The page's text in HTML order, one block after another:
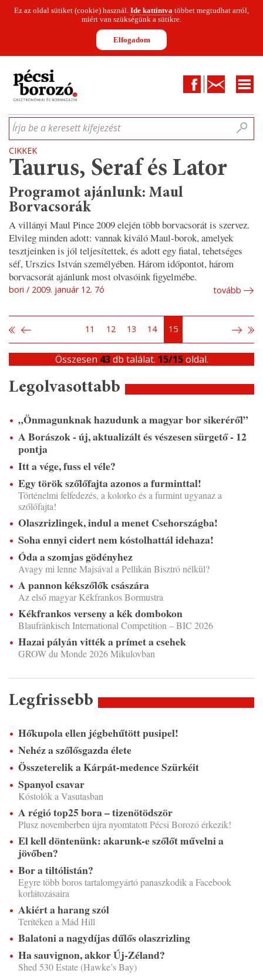
Ez az oldal sütiket (cookie) használ. Ide kattintva többet megtudhat arról,
miért van szükségünk a sütikre.
Elfogadom
FacebookKapcsolat
CIKKEKHÍREKINFOGRAFIKÁKMUNKATÁRSAKWINESOFA
Írja be a keresett kifejezést
CIKKEK
Taurus, Seraf és Lator
Programot ajánlunk: Maul
Borvacsorák
A villányi Maul Pince 2009 elején több borvacsorát is szervez.
Elvileg minden adott: vannak kiváló Maul-borok, amelyek
tesztjeinken is jól teljesítettek, és adott egy fiatal, tehetséges
séf, Urszics István személyében. Három időpontot, három
borvacsorát ajánlunk most olvasóink figyelmébe.
bori 2009. január 12. 7ó tovább
11 12 13 14 15
Összesen 43db találat. 15/15oldal.
Legolvasottabb
„Önmagunknak hazudunk a magyar bor sikeréről”
A Borászok - új, aktualizált és vészesen sürgető - 12
pontja
Itt a vége, fuss el véle?
Egy török szőlőfajta azonos a furminttal!
Történelmi felfedezés, a kolorko és a furmint ugyanaz a
szőlőfajta!
Olaszrizlingek, indul a menet Csehországba!
Soha ennyi cidert nem kóstolhattál idehaza!
Óda a szomjas gödényhez
Avagy mi lenne Majsával a Pellikán Bisztró nélkül?
A pannon kékszőlők császára
Az első magyar Kékfrankos Bormustra
Kékfrankos verseny a kék dombokon
Blaufränkisch International Competition – BIC 2026
Hazai pályán vitték a prímet a csehek
GROW du Monde 2026 Mikulovban
Legfrissebb
Hőkupola ellen jégbehűtött pusipel!
Nehéz a szőlősgazda élete
Összeterelik a Kárpát-medence Szürkéit
Spanyol csavar
Kóstolók a Vasutasban
A régió top25 bora – tizenötödször
Plusz novemberben újra nyomtatott Pécsi Borozó érkezik!
El kell döntenünk: akarunk-e szőlőt művelni a
jövőben?
Bor a tiltólistán?
Egyre több boros tartalomgyártó panaszkodik a Facebook
korlátozásaira
Akiért a harang szól
Terítéken a Mád Hill
Balatoni a nagydíjas dűlős olaszrizling
Ha sauvignon, akkor Új-Zéland?
Shed 530 Estate (Hawke’s Bay)